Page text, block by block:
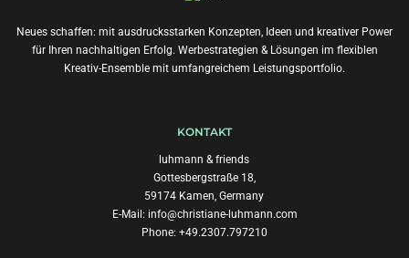
Neues schaffen: mit ausdrucksstarken Konzepten, Ideen und kreativer Power
für Ihren nachhaltigen Erfolg. Werbestrategien & Lösungen im flexiblen
Kreativ-Ensemble mit umfangreichem Leistungsportfolio.
KONTAKT
luhmann & friends
Gottesbergstraße 18,
59174 Kamen, Germany
E-Mail: info@christiane-luhmann.com
Phone: +49.2307.797210